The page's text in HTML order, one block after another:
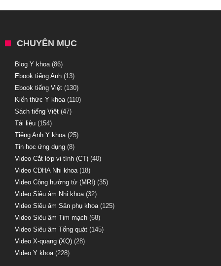
CHUYÊN MỤC
Blog Y khoa (86)
Ebook tiếng Anh (13)
Ebook tiếng Việt (130)
Kiến thức Y khoa (110)
Sách tiếng Việt (47)
Tài liệu (154)
Tiếng Anh Y khoa (25)
Tin học ứng dụng (8)
Video Cắt lớp vi tính (CT) (40)
Video CĐHA Nhi khoa (18)
Video Cộng hưởng từ (MRI) (35)
Video Siêu âm Nhi khoa (32)
Video Siêu âm Sản phụ khoa (125)
Video Siêu âm Tim mạch (68)
Video Siêu âm Tổng quát (145)
Video X-quang (XQ) (28)
Video Y khoa (228)